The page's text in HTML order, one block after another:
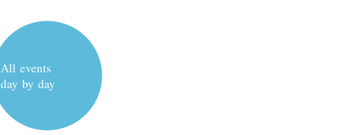
All events
day by day